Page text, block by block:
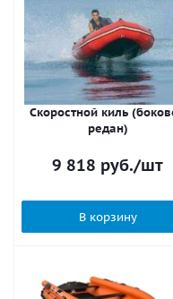
Скоростной киль
редан)
9 818 руб./шт
В корзину